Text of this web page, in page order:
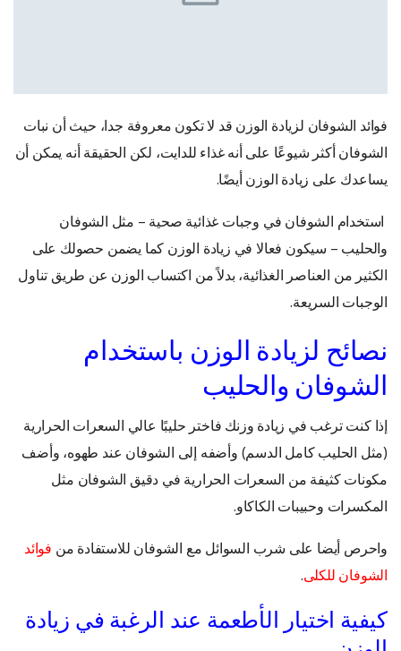
فوائد الشوفان لزيادة الوزن قد لا تكون معروفة جدا، حيث أن نبات
الشوفان أكثر شيوعًا على أنه غذاء للدايت، لكن الحقيقة أنه يمكن أن
يساعدك على زيادة الوزن أيضًا.
استخدام الشوفان في وجبات غذائية صحية – مثل الشوفان
والحليب – سيكون فعالا في زيادة الوزن كما يضمن حصولك على
الكثير من العناصر الغذائية، بدلاً من اكتساب الوزن عن طريق تناول
الوجبات السريعة.
نصائح لزيادة الوزن باستخدام
الشوفان والحليب
إذا كنت ترغب في زيادة وزنك فاختر حليبًا عالي السعرات الحرارية
(مثل الحليب كامل الدسم) وأضفه إلى الشوفان عند طهوه، وأضف
مكونات كثيفة من السعرات الحرارية في دقيق الشوفان مثل
المكسرات وحبيبات الكاكاو.
واحرص أيضا على شرب السوائل مع الشوفان للاستفادة من فوائد
الشوفان للكلى.
كيفية اختيار الأطعمة عند الرغبة في زيادة